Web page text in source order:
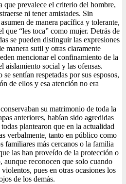
que prevalece el criterio del hombre,
ni tener amistades. Sin
de manera pacífica y tolerante,
que “les toca” como mujer. Detrás de
se pueden distinguir las expresiones
manera sutil y otras claramente
mencionar el confinamiento de la
aislamiento social y las ofensas.
sentían respetadas por sus esposos,
de ellos y esa atención no era
su matrimonio de toda la
anteriores, habían sido agredidas
plantearon que en la actualidad
verbalmente, tanto en público como
familiares más cercanos o la familia
las han proveído de la protección o
aunque reconocen que solo cuando
pues en otras ocasiones los
de los demás.